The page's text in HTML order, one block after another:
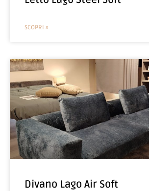
SCOPRI »
Divano Lago Air Soft